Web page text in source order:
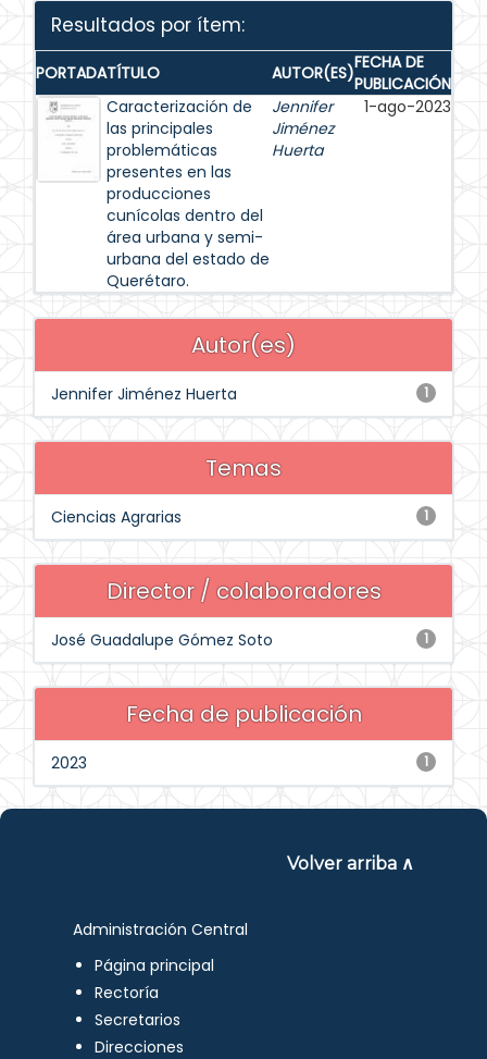
Resultados por ítem:
PORTADATÍTULO AUTOR(ES)FECHA DE
PUBLICACIÓN
Caracterización de
las principales
problemáticas
presentes en las
producciones
cunícolas dentro del
área urbana y semi-
urbana del estado de
Querétaro.
Jennifer
Jiménez
Huerta
1-ago-2023
Autor(es)
1
Jennifer Jiménez Huerta
Temas
1
Ciencias Agrarias
Director / colaboradores
1
José Guadalupe Gómez Soto
Fecha de publicación
1
2023
Volver arriba ∧
Administración Central
Página principal
Rectoría
Secretarios
Direcciones